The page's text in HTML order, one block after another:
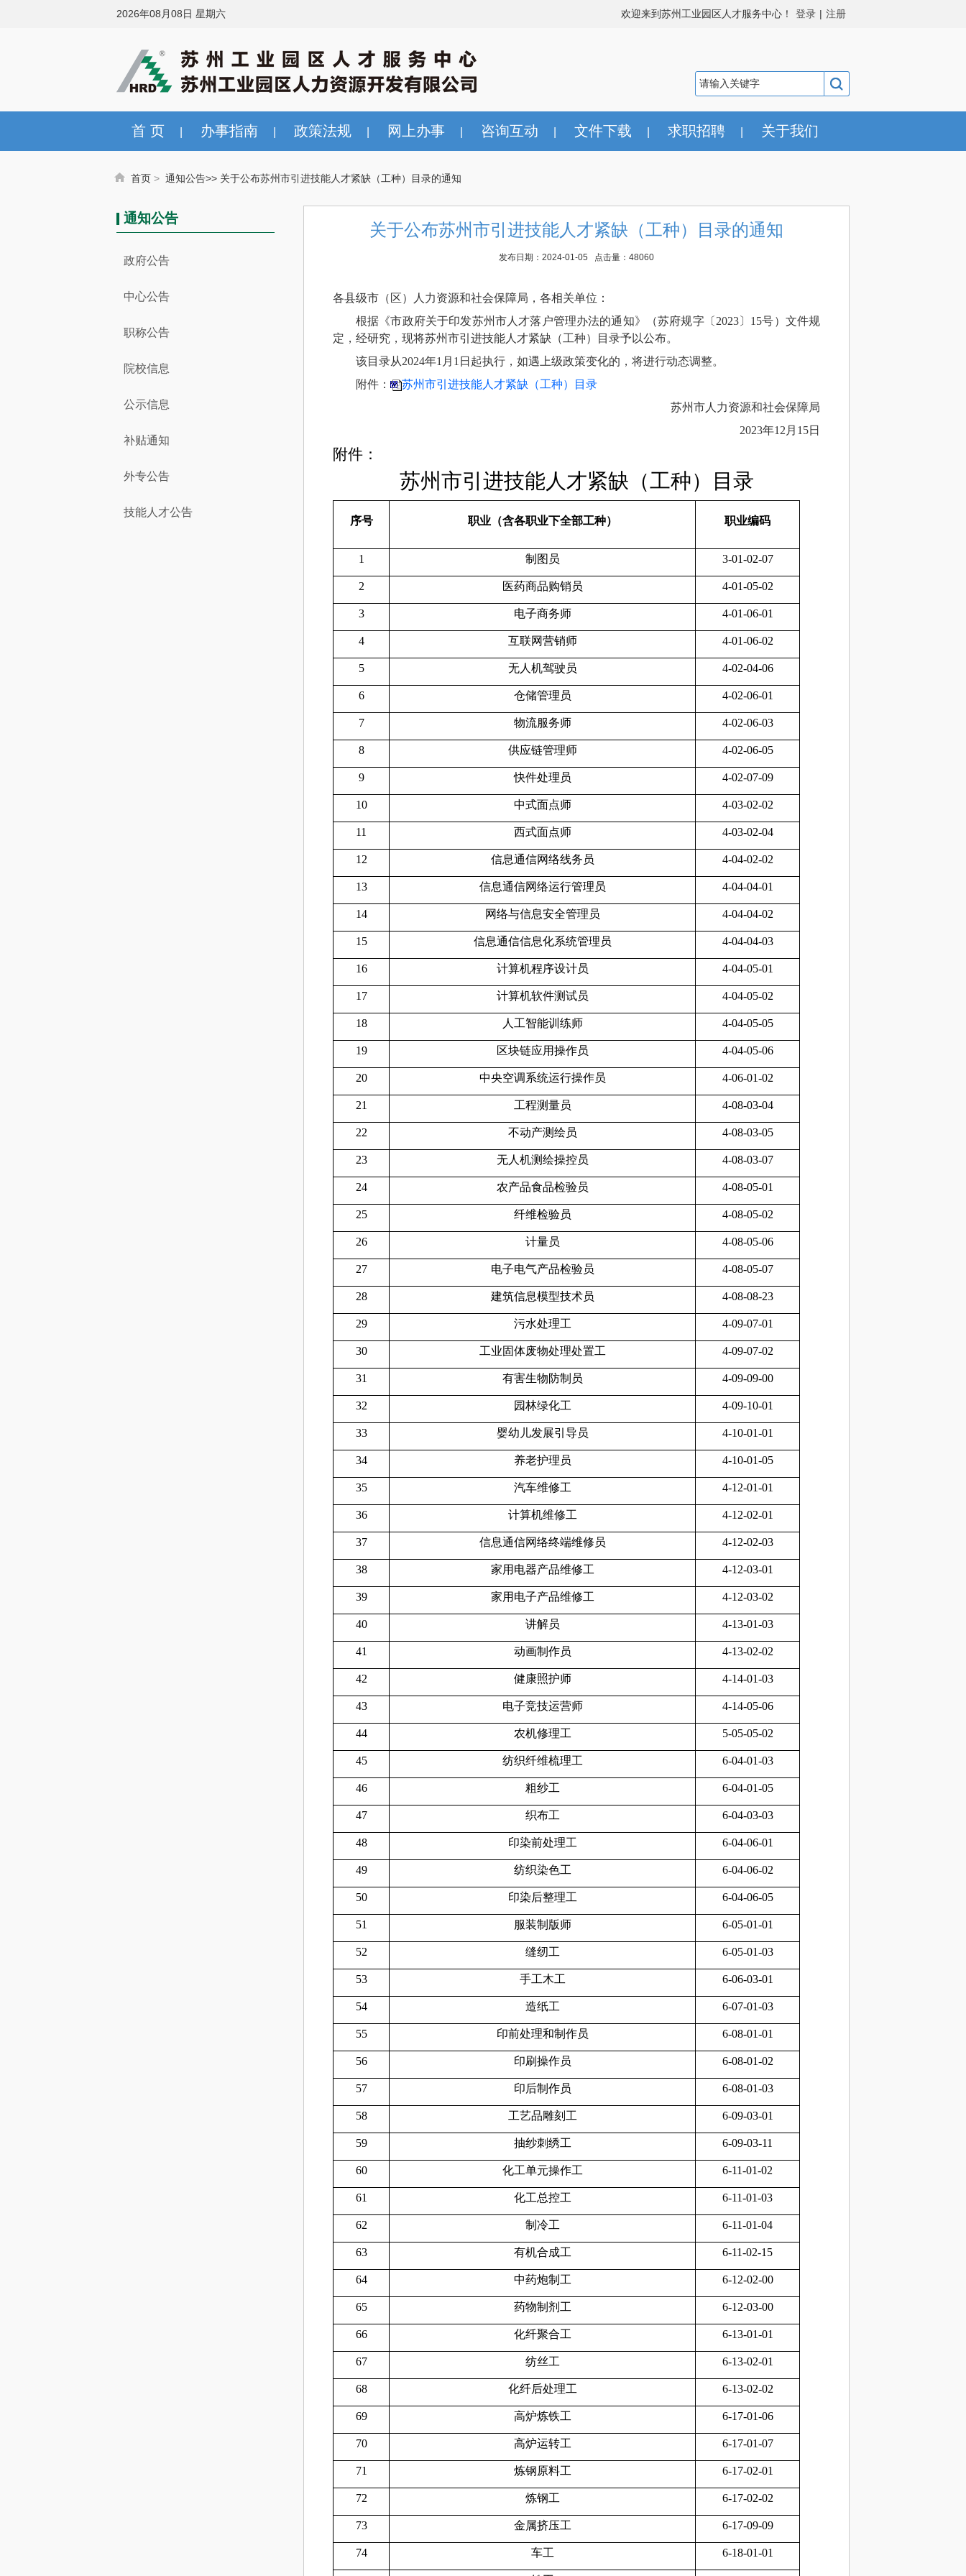
2026年08月08日 星期六 欢迎来到苏州工业园区人才服务中心！ 登录 | 注册
首 页 办事指南 政策法规 网上办事 咨询互动 文件下载 求职招聘 关于我们
首页 > 通知公告>> 关于公布苏州市引进技能人才紧缺（工种）目录的通知
通知公告
政府公告
中心公告
职称公告
院校信息
公示信息
补贴通知
外专公告
技能人才公告
关于公布苏州市引进技能人才紧缺（工种）目录的通知
发布日期：2024-01-05 点击量：48060
各县级市（区）人力资源和社会保障局，各相关单位：
根据《市政府关于印发苏州市人才落户管理办法的通知》（苏府规字〔2023〕15号）文件规
定，经研究，现将苏州市引进技能人才紧缺（工种）目录予以公布。
该目录从2024年1月1日起执行，如遇上级政策变化的，将进行动态调整。
附件：
苏州市引进技能人才紧缺（工种）目录
苏州市人力资源和社会保障局
2023年12月15日
附件：
苏州市引进技能人才紧缺（工种）目录
序号 职业（含各职业下全部工种） 职业编码
1 制图员 3-01-02-07
2 医药商品购销员 4-01-05-02
3 电子商务师 4-01-06-01
4 互联网营销师 4-01-06-02
5 无人机驾驶员 4-02-04-06
6 仓储管理员 4-02-06-01
7 物流服务师 4-02-06-03
8 供应链管理师 4-02-06-05
9 快件处理员 4-02-07-09
10 中式面点师 4-03-02-02
11 西式面点师 4-03-02-04
12 信息通信网络线务员 4-04-02-02
13 信息通信网络运行管理员 4-04-04-01
14 网络与信息安全管理员 4-04-04-02
15 信息通信信息化系统管理员 4-04-04-03
16 计算机程序设计员 4-04-05-01
17 计算机软件测试员 4-04-05-02
18 人工智能训练师 4-04-05-05
19 区块链应用操作员 4-04-05-06
20 中央空调系统运行操作员 4-06-01-02
21 工程测量员 4-08-03-04
22 不动产测绘员 4-08-03-05
23 无人机测绘操控员 4-08-03-07
24 农产品食品检验员 4-08-05-01
25 纤维检验员 4-08-05-02
26 计量员 4-08-05-06
27 电子电气产品检验员 4-08-05-07
28 建筑信息模型技术员 4-08-08-23
29 污水处理工 4-09-07-01
30 工业固体废物处理处置工 4-09-07-02
31 有害生物防制员 4-09-09-00
32 园林绿化工 4-09-10-01
33 婴幼儿发展引导员 4-10-01-01
34 养老护理员 4-10-01-05
35 汽车维修工 4-12-01-01
36 计算机维修工 4-12-02-01
37 信息通信网络终端维修员 4-12-02-03
38 家用电器产品维修工 4-12-03-01
39 家用电子产品维修工 4-12-03-02
40 讲解员 4-13-01-03
41 动画制作员 4-13-02-02
42 健康照护师 4-14-01-03
43 电子竞技运营师 4-14-05-06
44 农机修理工 5-05-05-02
45 纺织纤维梳理工 6-04-01-03
46 粗纱工 6-04-01-05
47 织布工 6-04-03-03
48 印染前处理工 6-04-06-01
49 纺织染色工 6-04-06-02
50 印染后整理工 6-04-06-05
51 服装制版师 6-05-01-01
52 缝纫工 6-05-01-03
53 手工木工 6-06-03-01
54 造纸工 6-07-01-03
55 印前处理和制作员 6-08-01-01
56 印刷操作员 6-08-01-02
57 印后制作员 6-08-01-03
58 工艺品雕刻工 6-09-03-01
59 抽纱刺绣工 6-09-03-11
60 化工单元操作工 6-11-01-02
61 化工总控工 6-11-01-03
62 制冷工 6-11-01-04
63 有机合成工 6-11-02-15
64 中药炮制工 6-12-02-00
65 药物制剂工 6-12-03-00
66 化纤聚合工 6-13-01-01
67 纺丝工 6-13-02-01
68 化纤后处理工 6-13-02-02
69 高炉炼铁工 6-17-01-06
70 高炉运转工 6-17-01-07
71 炼钢原料工 6-17-02-01
72 炼钢工 6-17-02-02
73 金属挤压工 6-17-09-09
74 车工 6-18-01-01